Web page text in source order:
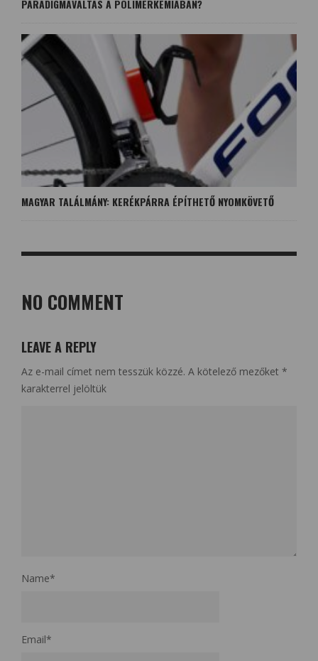
PARADIGMAVÁLTÁS A POLIMERKÉMIÁBAN?
MAGYAR TALÁLMÁNY: KERÉKPÁRRA ÉPÍTHETŐ NYOMKÖVETŐ
NO COMMENT
LEAVE A REPLY
Az e-mail címet nem tesszük közzé. A kötelező mezőket *
karakterrel jelöltük
Name*
Email*